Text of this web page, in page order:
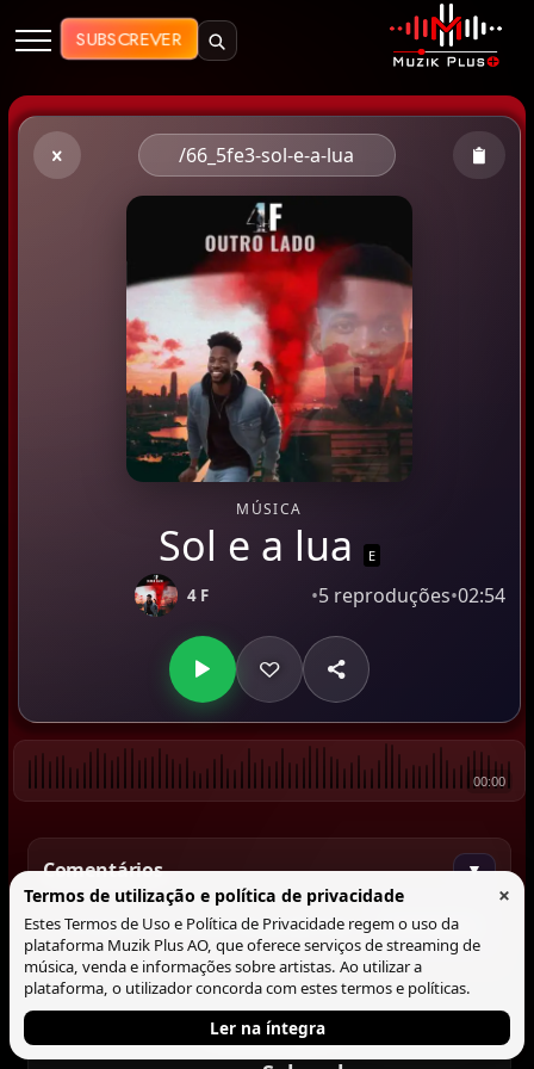
Muzik Plus AO - Streaming de
SUBSCREVER
/66_5fe3-sol-e-a-lua
MÚSICA
Sol e a lua E
4 F •5 reproduções•02:54
00:00
Comentários ▼
Comentar
Tocando agora
Termos de utilização e política de privacidade ×
Estes Termos de Uso e Política de Privacidade regem o uso da
plataforma Muzik Plus AO, que oferece serviços de streaming de
música, venda e informações sobre artistas. Ao utilizar a
plataforma, o utilizador concorda com estes termos e políticas.
Ler na íntegra